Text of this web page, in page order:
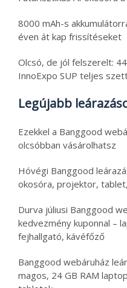
8000 mAh-s
éven át kap frissítéseket
Olcsó, de jól felszerelt:
InnoExpo SUP teljes
Legújabb
Ezekkel a Banggood
olcsóbban vásárolhatsz
Hóvégi Banggood
okosóra, projektor,
Durva júliusi Banggood
kedvezmény kuponnal –
fejhallgató, kávéfőző
Banggood webáruház
magos, 24 GB RAM